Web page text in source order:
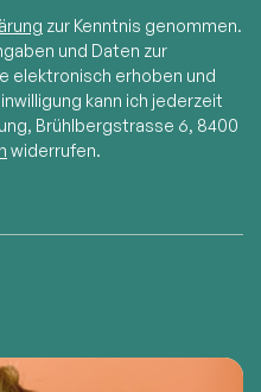
zur Kenntnis genommen.
und Daten zur
elektronisch erhoben und
kann ich jederzeit
Brühlbergstrasse 6, 8400
widerrufen.